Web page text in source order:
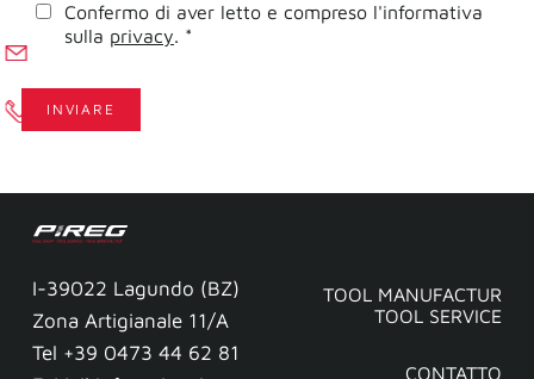
Confermo di aver letto e compreso l'informativa
sulla privacy . *
I-39022 Lagundo (BZ)
Zona Artigianale 11/A
Tel +39 0473 44 62 81
TOOL MANUFACTUR
TOOL SERVICE
CONTATTO